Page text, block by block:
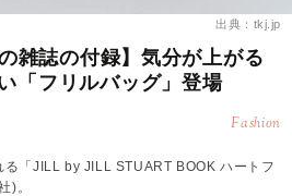
出典：tkj.jp
雑誌の付録】気分が上がる
「フリルバッグ」登場
Fashion
「JILL by JILL STUART BOOK ハートフ
)。